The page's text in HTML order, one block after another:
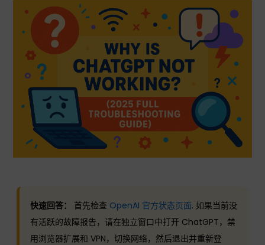
快速回答： 首先检查 OpenAI 官方状态页面. 如果当前没
有活跃的故障报告，请在独立窗口中打开 ChatGPT，禁
用浏览器扩展和 VPN，切换网络，然后退出并重新登